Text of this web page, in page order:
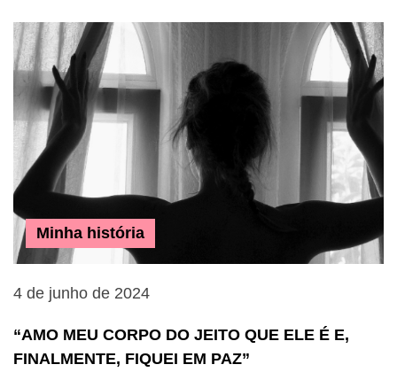
Minha história
4 de junho de 2024
“AMO MEU CORPO DO JEITO QUE ELE É E,
FINALMENTE, FIQUEI EM PAZ”